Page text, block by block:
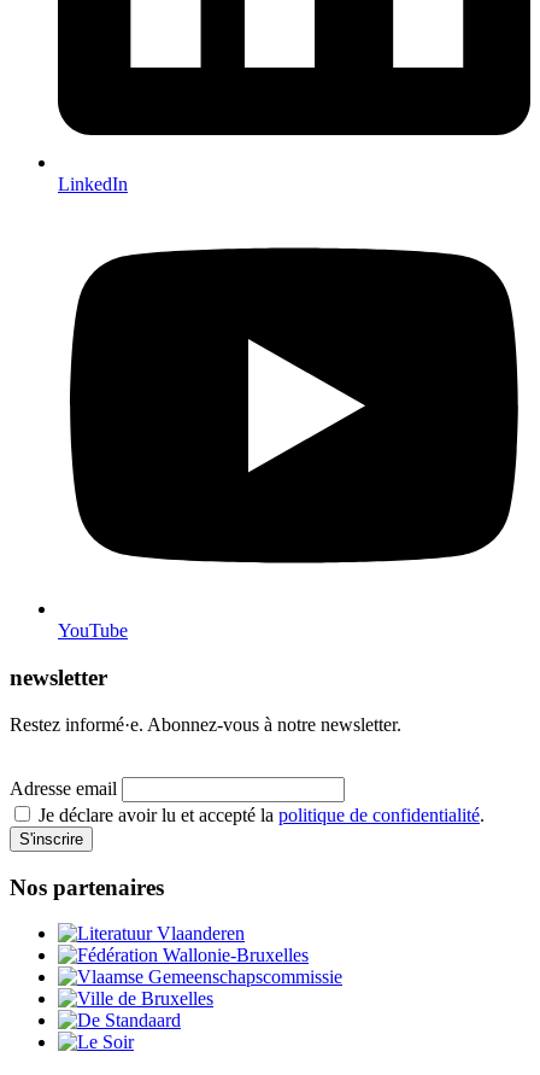
LinkedIn
YouTube
newsletter
Restez informé·e. Abonnez-vous à notre newsletter.
Adresse email
Je déclare avoir lu et accepté la politique de confidentialité.
S'inscrire
Nos partenaires